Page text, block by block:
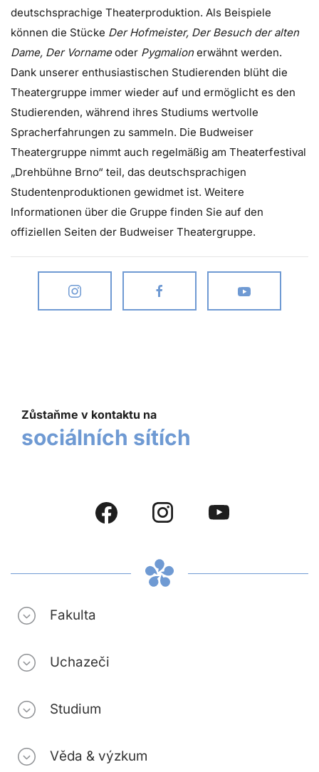
deutschsprachige Theaterproduktion. Als Beispiele
können die Stücke Der Hofmeister, Der Besuch der alten
Dame, Der Vornameoder Pygmalionerwähnt werden.
Dank unserer enthusiastischen Studierenden blüht die
Theatergruppe immer wieder auf und ermöglicht es den
Studierenden, während ihres Studiums wertvolle
Spracherfahrungen zu sammeln. Die Budweiser
Theatergruppe nimmt auch regelmäßig am Theaterfestival
„Drehbühne Brno“ teil, das deutschsprachigen
Studentenproduktionen gewidmet ist. Weitere
Informationen über die Gruppe finden Sie auf den
offiziellen Seiten der Budweiser Theatergruppe.
Zůstaňme v kontaktu na
sociálních sítích
Fakulta
Uchazeči
Studium
Věda & výzkum